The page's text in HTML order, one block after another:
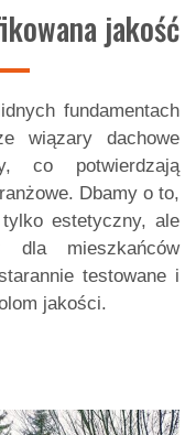
jakość
fundamentach
wiązary dachowe
co potwierdzają
Dbamy o to,
estetyczny, ale
dla mieszkańców
testowane i
jakości.